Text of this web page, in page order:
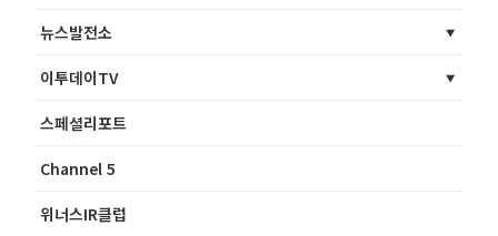
뉴스발전소
이투데이TV
스페셜리포트
Channel 5
위너스IR클럽